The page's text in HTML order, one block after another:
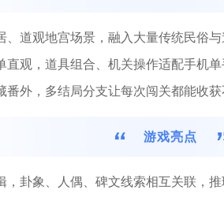
、道观地宫场景，融入大量传统民俗与
直观，道具组合、机关操作适配手机单
外，多结局分支让每次闯关都能收获
游戏亮点
，卦象、人偶、碑文线索相互关联，推